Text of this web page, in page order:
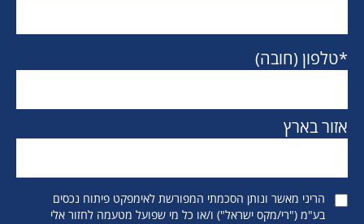
*טלפון (חובה)
אזור בארץ
הריני מאשר ונותן הסכמתי המפורשת לאימפקט פיתוח נכסים
בע"מ ("רי/מקס ישראל") ו/או כל מי שפועל מטעמה לחזור אלי